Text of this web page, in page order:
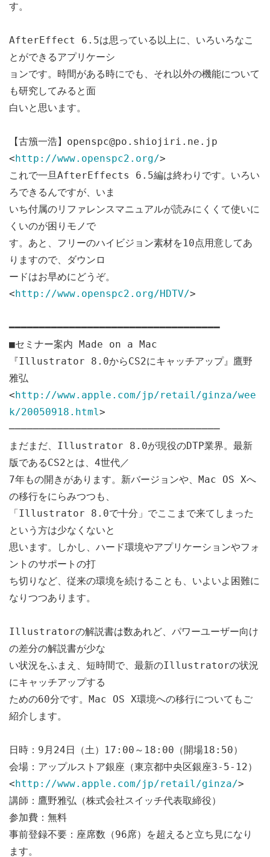
す。
AfterEffect 6.5は思っている以上に、いろいろなこ
とができるアプリケーシ
ョンです。時間がある時にでも、それ以外の機能について
も研究してみると面
白いと思います。
【古籏一浩】openspc@po.shiojiri.ne.jp
<http://www.openspc2.org/>
これで一旦AfterEffects 6.5編は終わりです。いろい
ろできるんですが、いま
いち付属のリファレンスマニュアルが読みにくくて使いに
くいのが困りモノで
す。あと、フリーのハイビジョン素材を10点用意してあ
りますので、ダウンロ
ードはお早めにどうぞ。
<http://www.openspc2.org/HDTV/>
━━━━━━━━━━━━━━━━━━━━━━━━━━━━━━━━━━━
■セミナー案内 Made on a Mac
『Illustrator 8.0からCS2にキャッチアップ』鷹野
雅弘
<http://www.apple.com/jp/retail/ginza/wee
k/20050918.html>
───────────────────────────────────
まだまだ、Illustrator 8.0が現役のDTP業界。最新
版であるCS2とは、4世代／
7年もの開きがあります。新バージョンや、Mac OS Xへ
の移行をにらみつつも、
「Illustrator 8.0で十分」でここまで来てしまった
という方は少なくないと
思います。しかし、ハード環境やアプリケーションやフォ
ントのサポートの打
ち切りなど、従来の環境を続けることも、いよいよ困難に
なりつつあります。
Illustratorの解説書は数あれど、パワーユーザー向け
の差分の解説書が少な
い状況をふまえ、短時間で、最新のIllustratorの状況
にキャッチアップする
ための60分です。Mac OS X環境への移行についてもご
紹介します。
日時：9月24日（土）17:00～18:00（開場18:50）
会場：アップルストア銀座（東京都中央区銀座3-5-12）
<http://www.apple.com/jp/retail/ginza/>
講師：鷹野雅弘（株式会社スイッチ代表取締役）
参加費：無料
事前登録不要：座席数（96席）を超えると立ち見になり
ます。